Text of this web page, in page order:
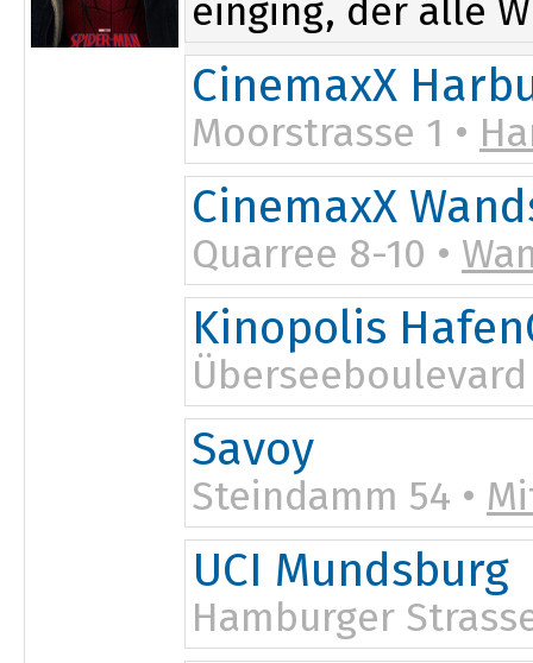
einging, der alle
CinemaxX
Moorstrasse 1 •
CinemaxX
Quarree 8-10 •
Kinopolis
Überseeboulevard
12:30 19:30
Savoy
Steindamm 54 •
UCI Mundsburg
Hamburger